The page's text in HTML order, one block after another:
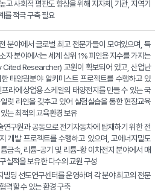
고 사회적 평판도 향상을 위해 지자체, 기관, 지역기
를 적극 구축 필요
분야에서 글로벌 최고 전문가들이 모여있으며, 특
자 분야에서는 세계 상위 1% 피인용 지수를 가지는
Cited Researcher) 교원이 확보되어 있고, 산업난
태양광분야 알키미스트 프로젝트를 수행하고 있
라에 상업용 스케일의 태양전지를 만들 수 있는 국
럿 라인을 갖추고 있어 실험실습을 통한 현장교육
는 최적의 교육환경 보유
연구원과 공동으로 전기자동차에 탑재하기 위한 전
개발 프로젝트를 수행하고 있으며, 고에너지밀도
금속, 리튬-공기 및 리튬-황 이차전지 분야에서 매
실적을 보유한 다수의 교원 구성
빌딩 선도연구센터를 운영하며 각 분야 최고의 전문
력할 수 있는 환경 구축